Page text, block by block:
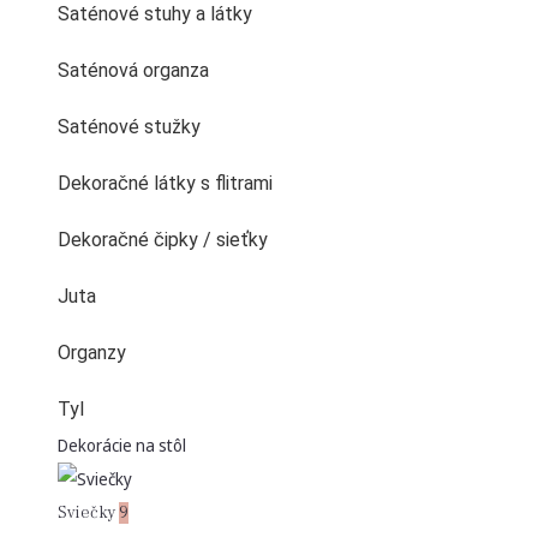
Saténové stuhy a látky
Saténová organza
Saténové stužky
Dekoračné látky s flitrami
Dekoračné čipky / sieťky
Juta
Organzy
Tyl
Dekorácie na stôl
Sviečky 9